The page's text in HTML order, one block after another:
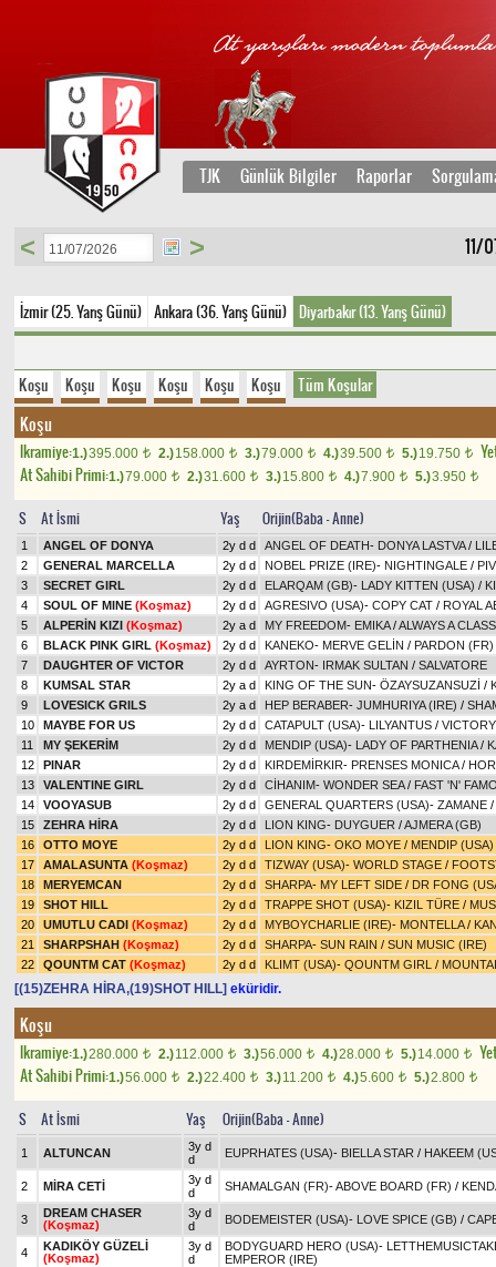
TJK Günlük Bilgiler Raporlar
11/
< >
İzmir (25. Yarış Günü) Ankara (36. Yarış Günü) Diyarbakır (13. Yarış Günü)
Koşu Koşu Koşu Koşu Koşu Koşu Tüm Koşular
Koşu
Ikramiye:1.)395.000 t 2.)158.000 t 3.)79.000 t 4.)39.500 t 5.)19.750 t
At Sahibi Primi:1.)79.000 t 2.)31.600 t 3.)15.800 t 4.)7.900 t 5.)3.950 t
S At İsmi Yaş Orijin(Baba - Anne)
1 ANGEL OF DONYA 2y d d ANGEL OF DEATH- DONYA LASTVA/
2
GENERAL MARCELLA 2y d d NOBEL PRIZE (IRE)- NIGHTINGALE /
3
SECRET GIRL 2y d d ELARQAM (GB)- LADY KITTEN (USA) /
4
SOUL OF MINE (Koşmaz) 2y d d AGRESIVO (USA)- COPY CAT / ROYAL
5
ALPERİN KIZI (Koşmaz) 2y a d MY FREEDOM- EMIKA/ALWAYS A
6
BLACK PINK GIRL (Koşmaz) 2y d d KANEKO- MERVE GELİN / PARDON (FR)
7
DAUGHTER OF VICTOR 2y d d AYRTON- IRMAK SULTAN / SALVATORE
8
KUMSAL STAR 2y a d KING OF THE SUN- ÖZAYSUZANSUZİ /
9
LOVESICK GRILS 2y a d HEP BERABER- JUMHURIYA (IRE) /
10
MAYBE FOR US 2y d d CATAPULT (USA)- LILYANTUS /
11
MY ŞEKERİM 2y d d MENDIP (USA)- LADY OF PARTHENIA/
12
PINAR 2y d d KIRDEMİRKIR- PRENSES MONICA/
13
VALENTINE GIRL 2y d d CİHANIM- WONDER SEA/ FAST 'N'
14
VOOYASUB 2y d d GENERAL QUARTERS (USA)- ZAMANE /
15
ZEHRA HİRA 2y d d LION KING- DUYGUER /AJMERA (GB)
16
OTTO MOYE 2y d d LION KING- OKO MOYE / MENDIP (USA)
17
AMALASUNTA (Koşmaz) 2y d d TIZWAY (USA)- WORLD STAGE /
18
MERYEMCAN 2y d d SHARPA- MY LEFT SIDE / DR FONG
19
SHOT HILL 2y d d TRAPPE SHOT (USA)- KIZIL TÜRE /
20
UMUTLU CADI (Koşmaz) 2y d d MYBOYCHARLIE (IRE)- MONTELLA/
21
SHARPSHAH (Koşmaz) 2y d d SHARPA- SUN RAIN / SUN MUSIC (IRE)
22
QOUNTM CAT (Koşmaz) 2y d d KLIMT (USA)- QOUNTM GIRL /
[(15)ZEHRA HİRA,(19)SHOT HILL] eküridir.
Koşu
Ikramiye:1.)280.000 t 2.)112.000 t 3.)56.000 t 4.)28.000 t 5.)14.000 t
At Sahibi Primi:1.)56.000 t 2.)22.400 t 3.)11.200 t 4.)5.600 t 5.)2.800 t
S At İsmi Yaş Orijin(Baba - Anne)
1 ALTUNCAN
3y d
d
EUPRHATES (USA)- BIELLA STAR / HAKEEM
2 MİRA CETİ
3y d
d
SHAMALGAN (FR)-ABOVE BOARD (FR) /
3
DREAM CHASER
(Koşmaz)
3y d
d
BODEMEISTER (USA)- LOVE SPICE (GB) /
4
KADIKÖY GÜZELİ
(Koşmaz)
3y d
d
BODYGUARD HERO (USA)-
EMPEROR (IRE)